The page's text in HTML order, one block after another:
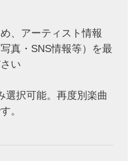
、アーティスト情報
真・SNS情報等）を最
い
選択可能。再度別楽曲
。